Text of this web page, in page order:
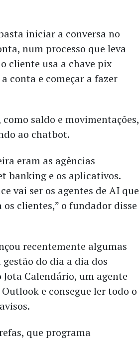
iniciar a conversa no
num processo que leva
cliente usa a chave pix
conta e começar a fazer
saldo e movimentações,
ao chatbot.
eram as agências
banking e os aplicativos.
vai ser os agentes de AI que
clientes,” o fundador disse
recentemente algumas
do dia a dia dos
Jota Calendário, um agente
e consegue ler todo o
que programa